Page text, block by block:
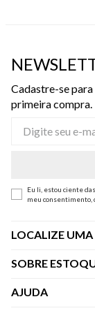
Cadastre-se para
primeira compra.
Eu li, estou ciente
meu consentimento,
LOCALIZE UMA
SOBRE
Quem Somos
AJUDA